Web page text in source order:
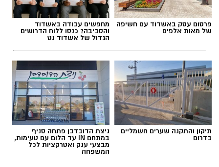
פרסום עסק באשדוד עם חשיפה
של מאות אלפים
מחפשים עבודה באשדוד
והסביבה? כנסו ללוח הדרושים
הגדול של אשדוד נט
תיקון והתקנה שערים חשמליים
בדרום
ניצת הדובדבן פתחה סניף
במתחם IN עד הלום עם טעימות,
מבצעי ענק ואטרקציות לכל
המשפחה